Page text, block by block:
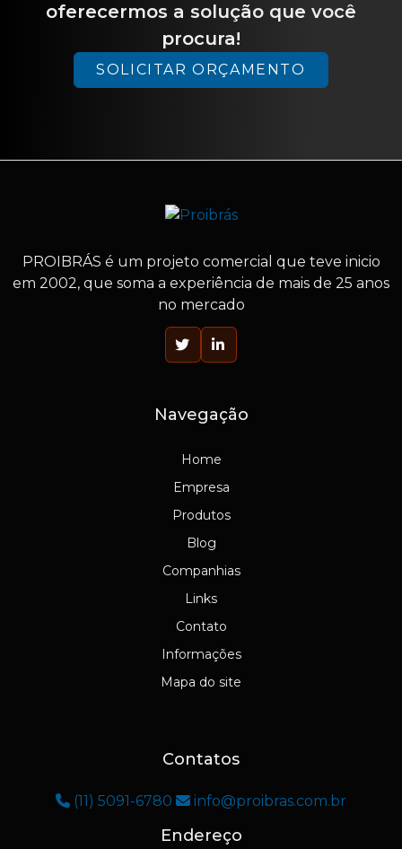
oferecermos a solução que você
procura!
SOLICITAR ORÇAMENTO
PROIBRÁS é um projeto comercial que teve inicio
em 2002, que soma a experiência de mais de 25 anos
no mercado
Navegação
Home
Empresa
Produtos
Blog
Companhias
Links
Contato
Informações
Mapa do site
Contatos
(11) 5091-6780 info@proibras.com.br
Endereço